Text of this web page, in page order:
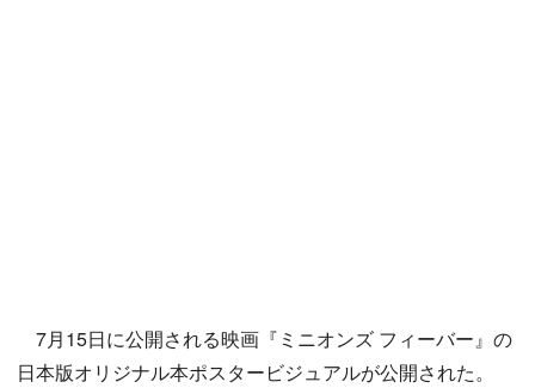
7月15日に公開される映画『ミニオンズ フィーバー』の
日本版オリジナル本ポスタービジュアルが公開された。